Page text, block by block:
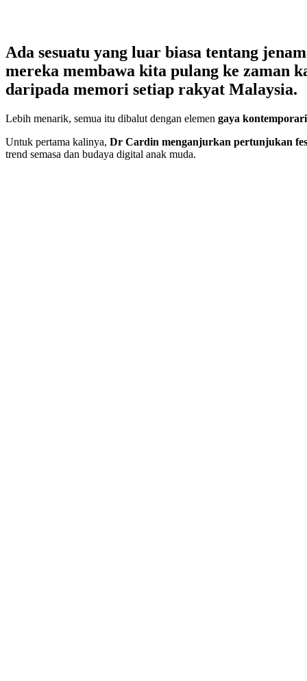
Ada sesuatu yang luar biasa tentang
mereka membawa kita pulang ke zaman
daripada memori setiap rakyat Malaysia.
Lebih menarik, semua itu dibalut dengan elemen gaya kontemporari
Untuk pertama kalinya, Dr Cardin menganjurkan pertunjukan
trend semasa dan budaya digital anak muda.